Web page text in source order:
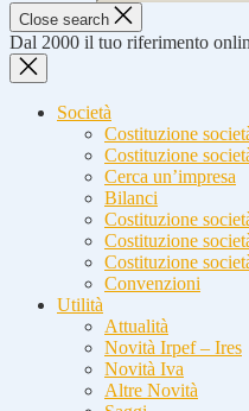
Close search
Dal 2000 il tuo riferimento
Società
Costituzione
Costituzione
Cerca un’impresa
Bilanci
Costituzione
Costituzione
Costituzione
Convenzioni
Utilità
Attualità
Novità Irpef – Ires
Novità Iva
Altre Novità